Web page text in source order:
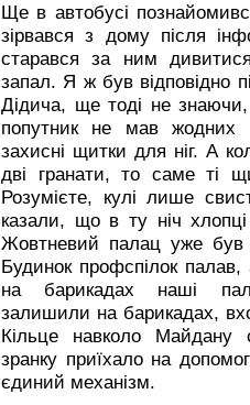
Ще в автобусі
зірвався з дому після
старався за ним
запал. Я ж був відповідно
Дідича, ще тоді не
попутник не мав жодних
захисні щитки для ніг. А
дві гранати, то саме ті
Розумієте, кулі лише
казали, що в ту ніч
Жовтневий палац уже був
Будинок профспілок
на барикадах наші
залишили на барикадах,
Кільце навколо Майдану
зранку приїхало на
єдиний механізм.